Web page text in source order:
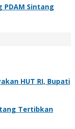
Sintang
HUT RI, Bupati
Tertibkan